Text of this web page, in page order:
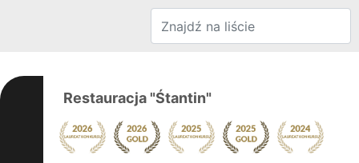
Restauracja "Śtantin"